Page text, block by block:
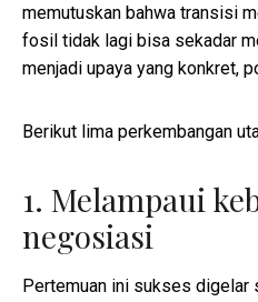
memutuskan bahwa transisi
fosil tidak lagi bisa sekadar
menjadi upaya yang konkret,
Berikut lima perkembangan
1. Melampaui
negosiasi
Pertemuan ini sukses digelar